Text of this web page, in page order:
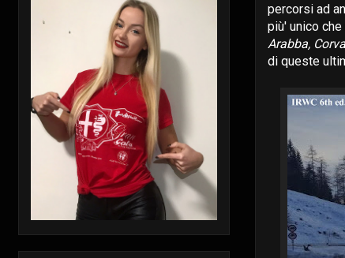
percorsi ad
più' unico
Arabba,
di queste